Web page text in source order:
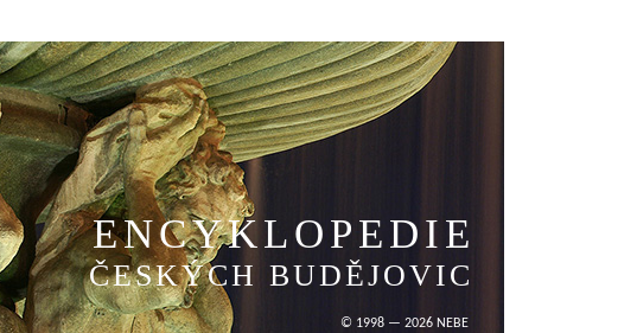
ENCYKLOPEDIE
ČESKÝCH BUDĚJOVIC
© 1998 — 2026 NEBE